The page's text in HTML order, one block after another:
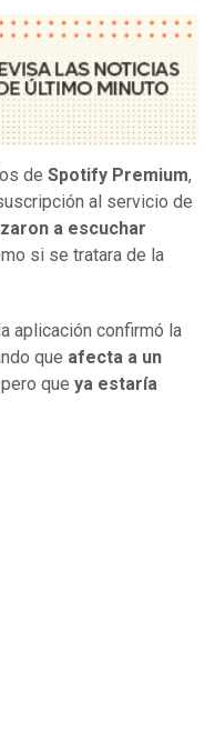
de Spotify Premium,
al servicio de
a escuchar
si se tratara de la
aplicación confirmó la
que afecta a un
que ya estaría